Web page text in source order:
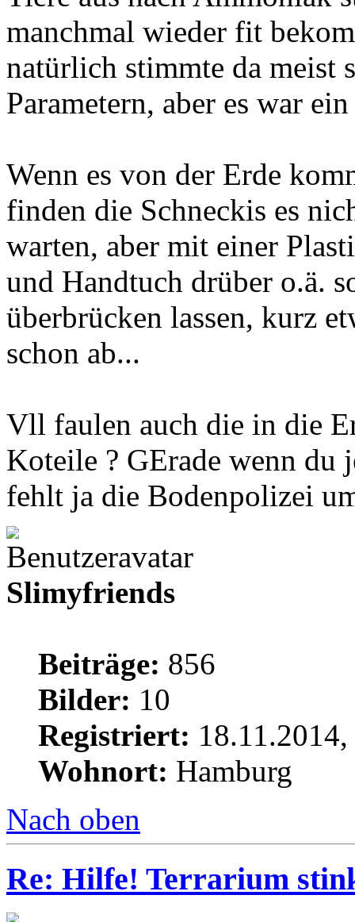
manchmal wieder fit
natürlich stimmte da meist
Parametern, aber es war
Wenn es von der Erde
finden die Schneckis es
warten, aber mit einer
und Handtuch drüber o.ä.
überbrücken lassen, kurz
schon ab...
Vll faulen auch die in die
Koteile ? GErade wenn du
fehlt ja die Bodenpolizei
Slimyfriends
Beiträge: 856
Bilder: 10
Registriert:
Wohnort: Hamburg
Nach oben
Re: Hilfe! Terrarium